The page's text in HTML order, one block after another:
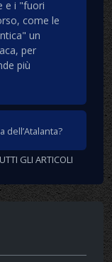
e i "fuori
come le
un
per
più
dell’Atalanta?
GLI ARTICOLI